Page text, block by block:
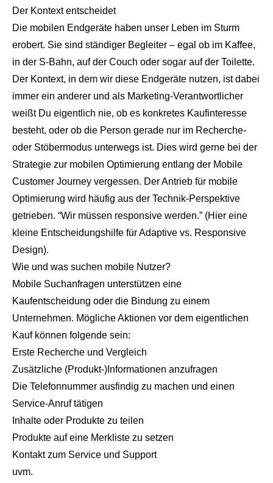
Der Kontext entscheidet
Die mobilen Endgeräte haben unser Leben im Sturm
erobert. Sie sind ständiger Begleiter – egal ob im Kaffee,
in der S-Bahn, auf der Couch oder sogar auf der Toilette.
Der Kontext, in dem wir diese Endgeräte nutzen, ist dabei
immer ein anderer und als Marketing-Verantwortlicher
weißt Du eigentlich nie, ob es konkretes Kaufinteresse
besteht, oder ob die Person gerade nur im Recherche-
oder Stöbermodus unterwegs ist. Dies wird gerne bei der
Strategie zur mobilen Optimierung entlang der Mobile
Customer Journey vergessen. Der Antrieb für mobile
Optimierung wird häufig aus der Technik-Perspektive
getrieben. “Wir müssen responsive werden.” (Hier eine
kleine Entscheidungshilfe fürAdaptive vs. Responsive
Design).
Wie und was suchen mobile Nutzer?
Mobile Suchanfragen unterstützen eine
Kaufentscheidung oder die Bindung zu einem
Unternehmen. Mögliche Aktionen vor dem eigentlichen
Kauf können folgende sein:
Erste Recherche und Vergleich
Zusätzliche (Produkt-)Informationen anzufragen
Die Telefonnummer ausfindig zu machen und einen
Service-Anruf tätigen
Inhalte oder Produkte zu teilen
Produkte auf eine Merkliste zu setzen
Kontakt zum Service und Support
uvm.